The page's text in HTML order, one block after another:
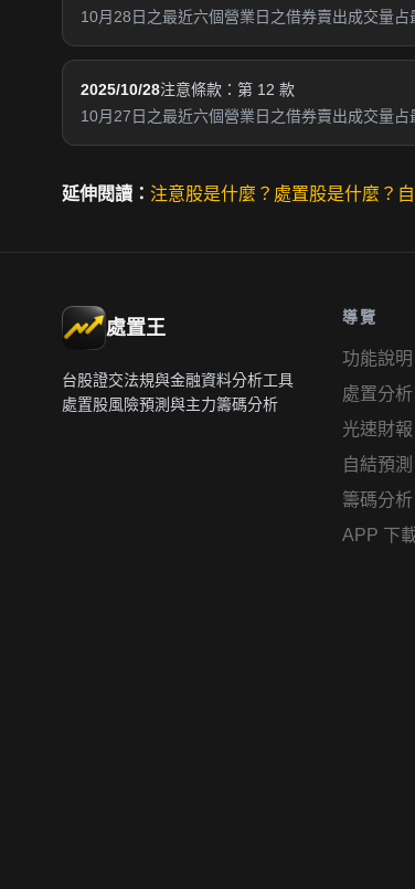
10月28日之最近六個營業日之借券賣出成交量
2025/10/28注意條款：第 12 款
10月27日之最近六個營業日之借券賣出成交量
延伸閱讀： 注意股是什麼？ 處置股是什麼？
處置王
台股證交法規與金融資料分析工具
處置股風險預測與主力籌碼分析
導覽
功能說明
處置分析
光速財報
自結預測
籌碼分析
APP 下